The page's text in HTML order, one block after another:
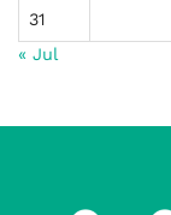
31
« Jul